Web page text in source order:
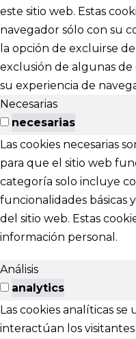
este sitio web. Estas
navegador sólo con su
la opción de excluirse
exclusión de algunas de
su experiencia de
Necesarias
necesarias
Las cookies necesarias
para que el sitio web
categoría solo incluye
funcionalidades básicas
del sitio web. Estas
información personal.
Análisis
analytics
Las cookies analíticas
interactúan los